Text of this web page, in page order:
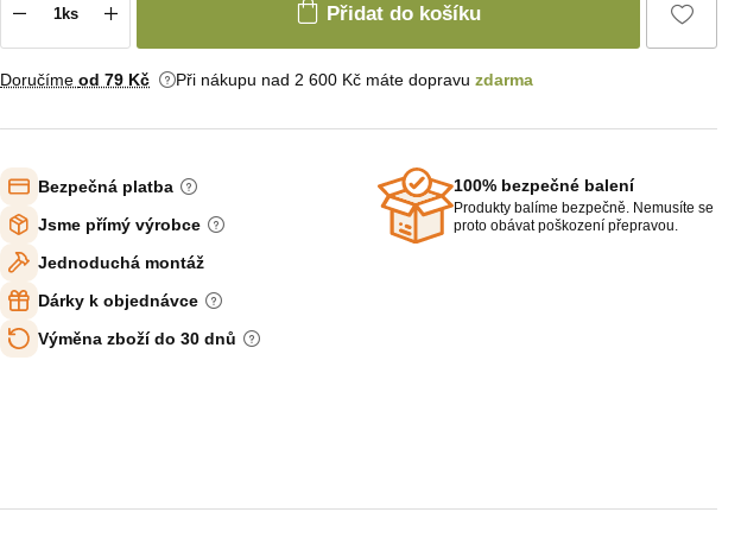
Přidat do košíku
Doručíme od 79 Kč Při nákupu nad 2 600 Kč máte dopravu zdarma
Bezpečná platba
Jsme přímý výrobce
Jednoduchá montáž
Dárky k objednávce
Výměna zboží do 30 dnů
100% bezpečné balení
Produkty balíme bezpečně. Nemusíte se
proto obávat poškození přepravou.